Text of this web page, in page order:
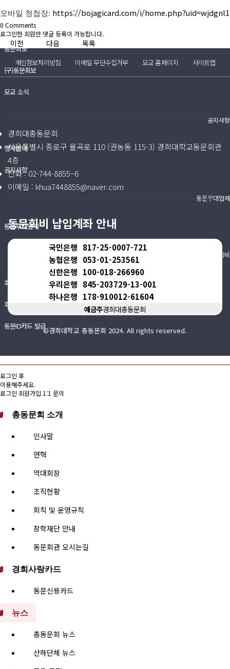
영상 갤러리
동문회보
(구)동문회보
모교 소식
공지사항
행사안내
공지사항
동문우대업체
동문우대업체
동문회비
회비 안내
회비납부 현황
동문ID카드 발급
모바일 청첩장: https://bojagicard.com/i/home.php?uid=wjdgnl1
0 Comments
로그인한 회원만 댓글 등록이 가능합니다.
이전 다음 목록
개인정보처리방침 이메일 무단수집거부 모교 홈페이지 사이트맵
경희대총동문회
서울특별시 종로구 율곡로 110 (권농동 115-3) 경희대학교동문회관
4층
전화 :02-744-8855~6
이메일 : khua7448855@naver.com
동문회비 납입계좌 안내
국민은행 817-25-0007-721
농협은행 053-01-253561
신한은행 100-018-266960
우리은행 845-203729-13-001
하나은행 178-910012-61604
예금주경희대총동문회
©경희대학교 총동문회 2024. All rights reserved.
로그인 후
이용해주세요.
로그인 회원가입 1:1 문의
총동문회 소개
인사말
연혁
역대회장
조직현황
회칙 및 운영규칙
장학재단 안내
동문회관 오시는길
경희사랑카드
동문신용카드
뉴스
총동문회 뉴스
산하단체 뉴스